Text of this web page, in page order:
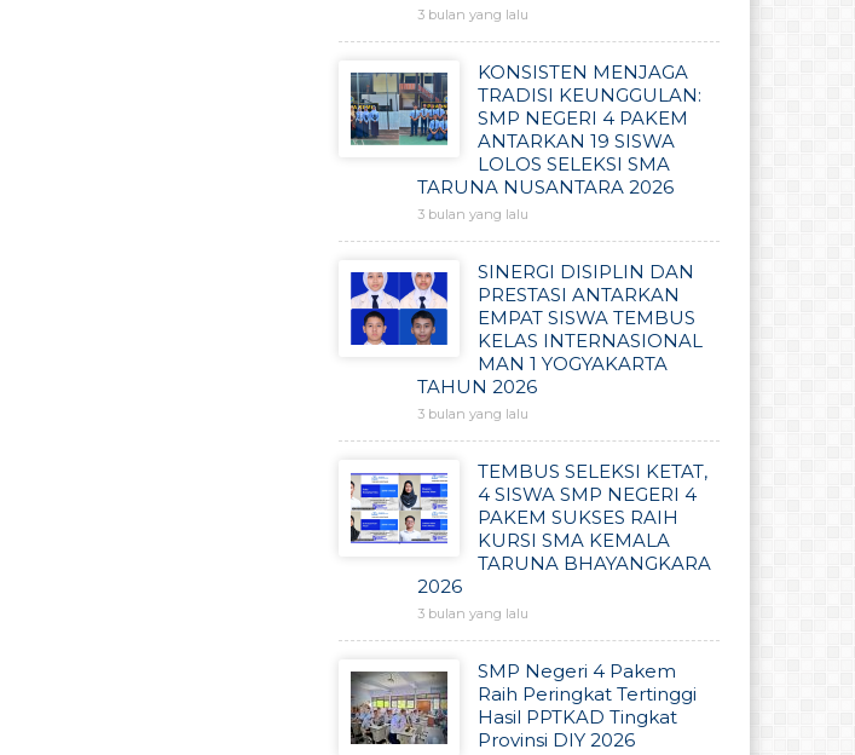
3 bulan yang lalu
KONSISTEN MENJAGA
TRADISI KEUNGGULAN:
SMP NEGERI 4 PAKEM
ANTARKAN 19 SISWA
LOLOS SELEKSI SMA
TARUNA NUSANTARA 2026
3 bulan yang lalu
SINERGI DISIPLIN DAN
PRESTASI ANTARKAN
EMPAT SISWA TEMBUS
KELAS INTERNASIONAL
MAN 1 YOGYAKARTA
TAHUN 2026
3 bulan yang lalu
TEMBUS SELEKSI KETAT,
4 SISWA SMP NEGERI 4
PAKEM SUKSES RAIH
KURSI SMA KEMALA
TARUNA BHAYANGKARA
2026
3 bulan yang lalu
SMP Negeri 4 Pakem
Raih Peringkat Tertinggi
Hasil PPTKAD Tingkat
Provinsi DIY 2026